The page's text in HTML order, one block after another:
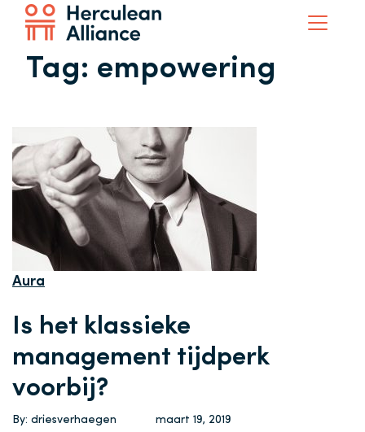
Tag: empowering
Aura
Is het klassieke
management tijdperk
voorbij?
By: driesverhaegen maart 19, 2019